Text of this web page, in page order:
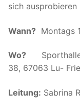
sich ausprobieren
Wann? Montags
Wo? Sporthalle
38, 67063 Lu-
Leitung: Sabrina